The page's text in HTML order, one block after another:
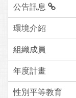
公告訊息
環境介紹
組織成員
年度計畫
性別平等教育